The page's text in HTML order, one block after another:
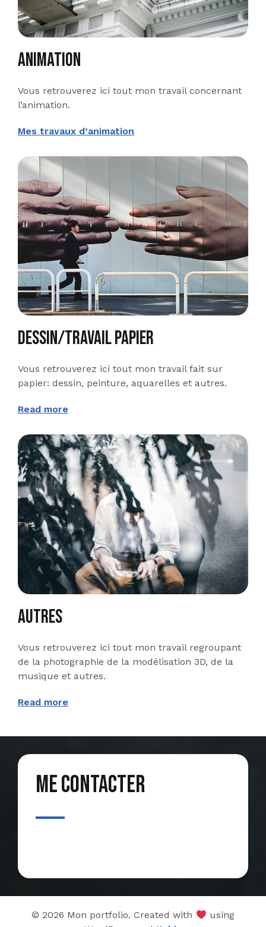
Animation
Vous retrouverez ici tout mon travail concernant
l’animation.
Mes travaux d’animation
Dessin/travail papier
Vous retrouverez ici tout mon travail fait sur
papier: dessin, peinture, aquarelles et autres.
Read more
Autres
Vous retrouverez ici tout mon travail regroupant
de la photographie de la modélisation 3D, de la
musique et autres.
Read more
Me contacter
© 2026 Mon portfolio. Created with
using